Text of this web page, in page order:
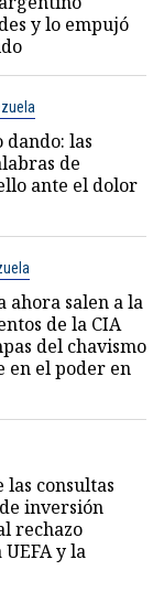
y lo empujó
dando: las
de
ante el dolor
ahora salen a la
de la CIA
del chavismo
en el poder en
las consultas
inversión
rechazo
y la